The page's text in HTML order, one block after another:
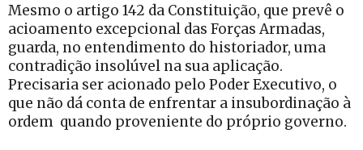
Mesmo o artigo 142 da Constituição, que prevê o
acioamento excepcional das Forças Armadas,
guarda, no entendimento do historiador, uma
contradição insolúvel na sua aplicação.
Precisaria ser acionado pelo Poder Executivo, o
que não dá conta de enfrentar a insubordinação à
ordem quando proveniente do próprio governo.